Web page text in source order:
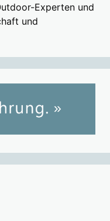
Experten und
und